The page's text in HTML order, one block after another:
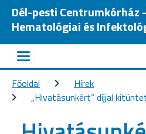
Dél-pesti Centrumkórház
Hematológiai és
Főoldal
Hírek
„Hivatásunkért” díjjal